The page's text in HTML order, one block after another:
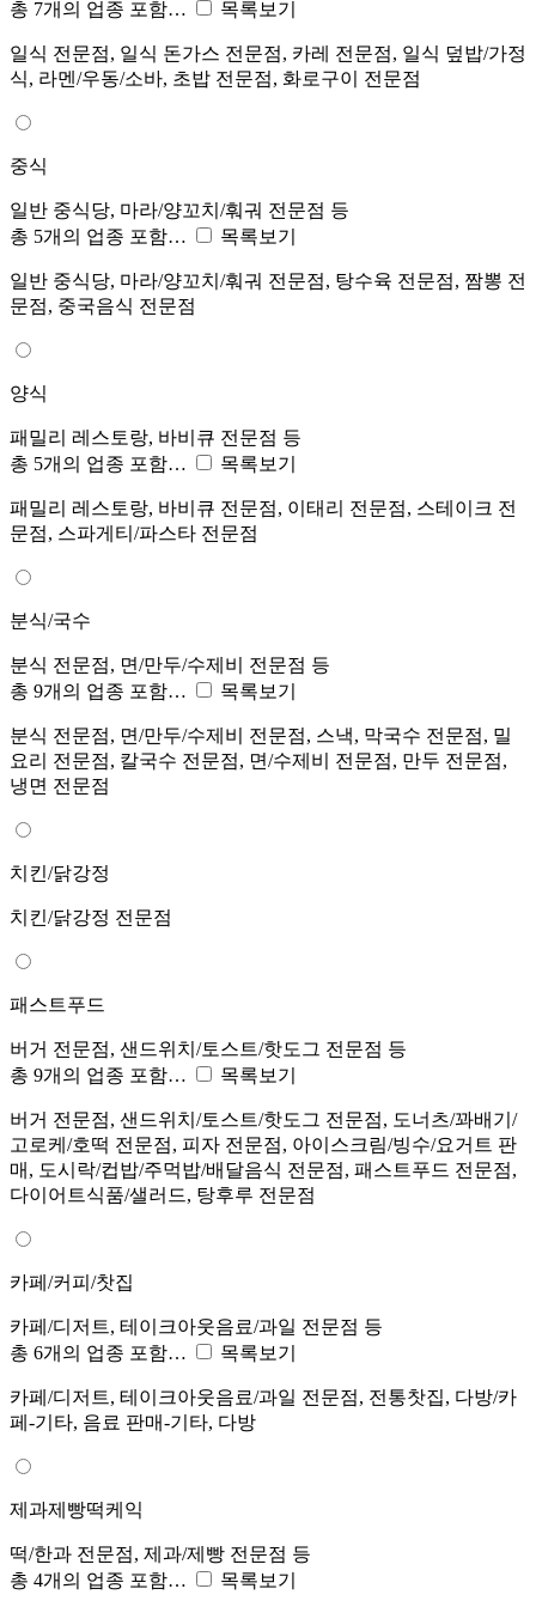
총 7개의 업종 포함… 목록보기
일식 전문점, 일식 돈가스 전문점, 카레 전문점, 일식 덮밥/가정
식, 라멘/우동/소바, 초밥 전문점, 화로구이 전문점
중식
일반 중식당, 마라/양꼬치/훠궈 전문점 등
총 5개의 업종 포함…
목록보기
일반 중식당, 마라/양꼬치/훠궈 전문점, 탕수육 전문점, 짬뽕 전
문점, 중국음식 전문점
양식
패밀리 레스토랑, 바비큐 전문점 등
총 5개의 업종 포함…
목록보기
패밀리 레스토랑, 바비큐 전문점, 이태리 전문점, 스테이크 전
문점, 스파게티/파스타 전문점
분식/국수
분식 전문점, 면/만두/수제비 전문점 등
총 9개의 업종 포함…
목록보기
분식 전문점, 면/만두/수제비 전문점, 스낵, 막국수 전문점, 밀
요리 전문점, 칼국수 전문점, 면/수제비 전문점, 만두 전문점,
냉면 전문점
치킨/닭강정
치킨/닭강정 전문점
패스트푸드
버거 전문점, 샌드위치/토스트/핫도그 전문점 등
총 9개의 업종 포함…
목록보기
버거 전문점, 샌드위치/토스트/핫도그 전문점, 도너츠/꽈배기/
고로케/호떡 전문점, 피자 전문점, 아이스크림/빙수/요거트 판
매, 도시락/컵밥/주먹밥/배달음식 전문점, 패스트푸드 전문점,
다이어트식품/샐러드, 탕후루 전문점
카페/커피/찻집
카페/디저트, 테이크아웃음료/과일 전문점 등
총 6개의 업종 포함…
목록보기
카페/디저트, 테이크아웃음료/과일 전문점, 전통찻집, 다방/카
페-기타, 음료 판매-기타, 다방
제과제빵떡케익
떡/한과 전문점, 제과/제빵 전문점 등
총 4개의 업종 포함…
목록보기